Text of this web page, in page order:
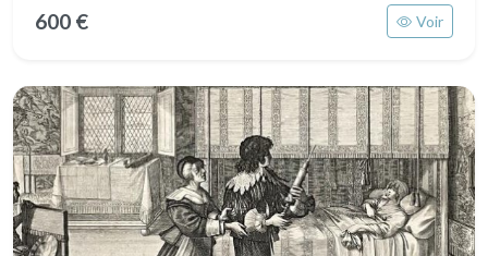
600 € Voir